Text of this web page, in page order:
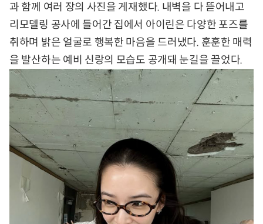
과 함께 여러 장의 사진을 게재했다. 내벽을 다 뜯어내고
리모델링 공사에 들어간 집에서 아이린은 다양한 포즈를
취하며 밝은 얼굴로 행복한 마음을 드러냈다. 훈훈한 매력
을 발산하는 예비 신랑의 모습도 공개돼 눈길을 끌었다.